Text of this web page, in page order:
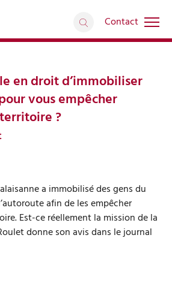
Contact
en droit d’immobiliser
vous empêcher
?
a immobilisé des gens du
afin de les empêcher
Est-ce réellement la mission de la
donne son avis dans le journal